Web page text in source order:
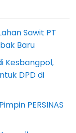
Sawit PT
Baru
Kesbangpol,
DPD di
PERSINAS